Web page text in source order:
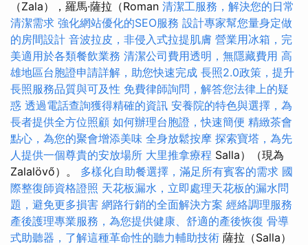
（Zala），羅馬·薩拉（Roman 清潔工服務，解決您的日常
清潔需求 強化網站優化的SEO服務 設計專家幫您量身定做
的房間設計 音波拉皮，非侵入式拉提肌膚 營業用冰箱，完
美適用於各類餐飲業務 清潔公司費用透明，無隱藏費用 高
雄地區台胞證申請詳解，助您快速完成 長照2.0政策，提升
長照服務品質與可及性 免費律師詢問，解答您法律上的疑
惑 透過電話查詢獲得精確的資訊 安養院的特色與選擇，為
長者提供全方位照顧 如何辦理台胞證，快速簡便 精緻茶會
點心，為您的聚會增添美味 全身放鬆按摩 探索寶塔，為先
人提供一個尊貴的安放場所 大里推拿療程 Salla）（現為
Zalalövő）。 多樣化自助餐選擇，滿足所有賓客的需求 國
際整復師資格證照 天花板漏水，立即處理天花板的漏水問
題，避免更多損害 網路行銷的全面解決方案 經絡調理服務
產後護理專業服務，為您提供健康、舒適的產後恢復 骨導
式助聽器，了解這種革命性的聽力輔助技術 薩拉（Salla）